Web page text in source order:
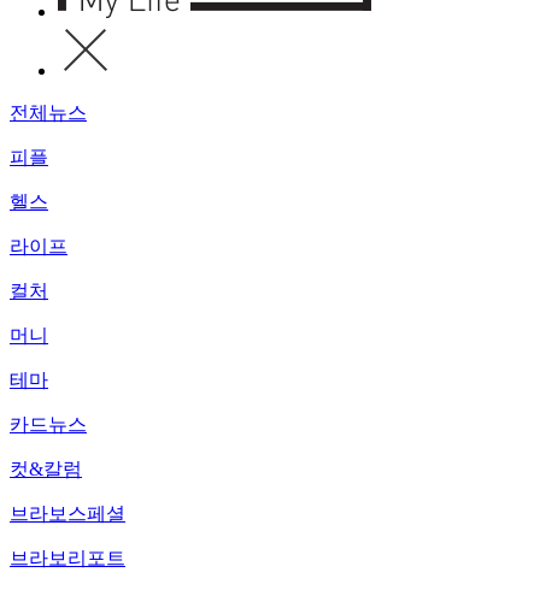
전체뉴스
피플
헬스
라이프
컬처
머니
테마
카드뉴스
컷&칼럼
브라보스페셜
브라보리포트